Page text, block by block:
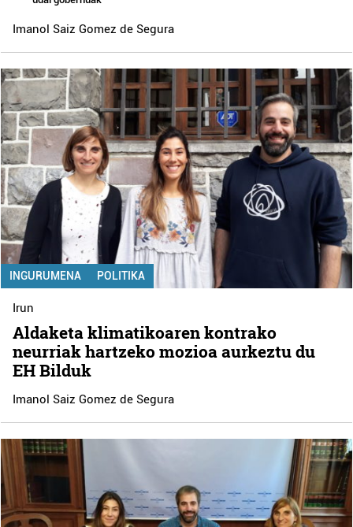
Imanol Saiz Gomez de Segura
INGURUMENA POLITIKA
Irun
Aldaketa klimatikoaren kontrako
neurriak hartzeko mozioa aurkeztu du
EH Bilduk
Imanol Saiz Gomez de Segura